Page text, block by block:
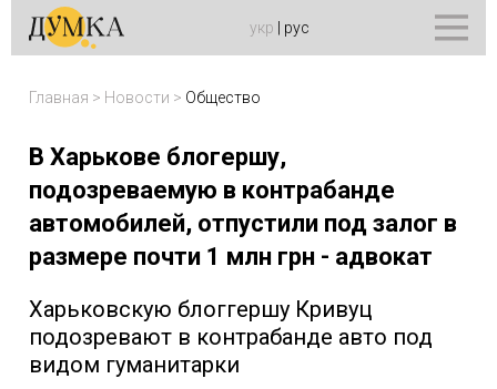
укр рус
Главная > Новости > Общество
В Харькове блогершу,
подозреваемую в контрабанде
автомобилей, отпустили под залог в
размере почти 1 млн грн - адвокат
Харьковскую блоггершу Кривуц
подозревают в контрабанде авто под
видом гуманитарки